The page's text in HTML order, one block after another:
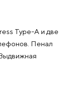
Type-A и две
Пенал